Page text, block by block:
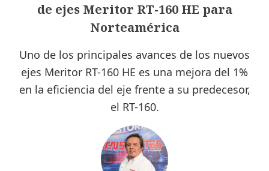
de ejes Meritor RT-160 HE para
Norteamérica
Uno de los principales avances de los nuevos
ejes Meritor RT-160 HE es una mejora del 1%
en la eficiencia del eje frente a su predecesor,
el RT-160.